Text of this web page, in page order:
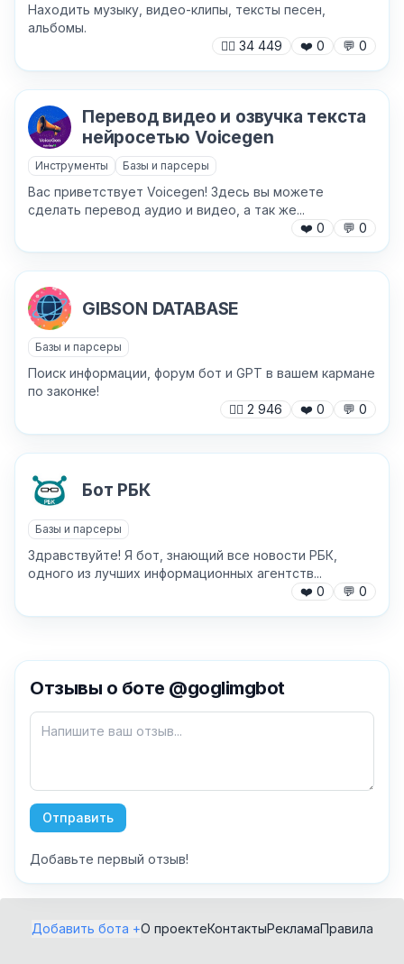
Как добавить бота?
антиспам
Находить музыку, видео-клипы, тексты песен,
альбомы.
🙍‍♂️ 34 449 ❤️ 0 💬 0
Перевод видео и озвучка текста
нейросетью Voicegen
Инструменты Базы и парсеры
Вас приветствует Voicegen! Здесь вы можете
сделать перевод аудио и видео, а так же...
❤️ 0 💬 0
GIBSON DATABASE
Базы и парсеры
Поиск информации, форум бот и GPT в вашем кармане
по законке!
🙍‍♂️ 2 946 ❤️ 0 💬 0
Бот РБК
Базы и парсеры
Здравствуйте! Я бот, знающий все новости РБК,
одного из лучших информационных агентств...
❤️ 0 💬 0
Отзывы о боте @goglimgbot
Отправить
Добавьте первый отзыв!
Добавить бота +О проектеКонтактыРекламаПравила